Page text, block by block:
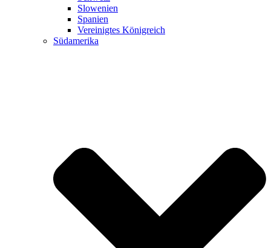
Slowenien
Spanien
Vereinigtes Königreich
Südamerika